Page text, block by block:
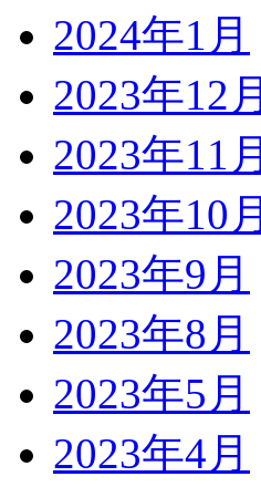
2024年1月
2023年12月
2023年11月
2023年10月
2023年9月
2023年8月
2023年5月
2023年4月